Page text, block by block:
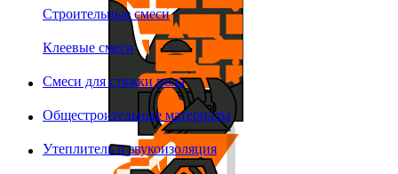
Строительные смеси
Клеевые смеси
Смеси для стяжки пола
Общестроительные материалы
Утеплитель и звукоизоляция